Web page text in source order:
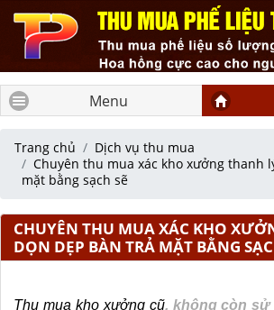
Menu
Trang chủ
Dịch vụ thu mua
Chuyên thu mua xác kho xưởng thanh
mặt bằng sạch sẽ
CHUYÊN THU MUA XÁC KHO
DỌN DẸP BÀN TRẢ MẶT BẰNG
Thu mua kho xưởng cũ, không còn sử